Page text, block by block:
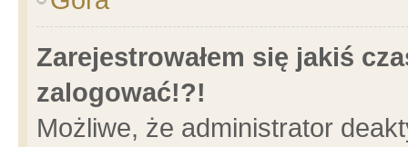
Zarejestrowałem się jakiś
zalogować!?!
Możliwe, że administrator